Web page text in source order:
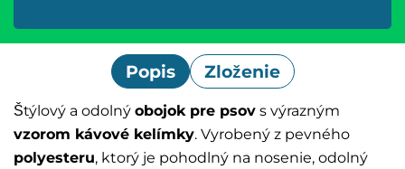
Popis Zloženie
Štýlový a odolný obojok pre psov s výrazným
vzorom kávové kelímky. Vyrobený z pevného
polyesteru, ktorý je pohodlný na nosenie, odolný